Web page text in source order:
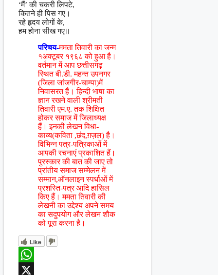
‘मैं’ की चकरी लिपटे,
कितने ही पिस गए।
रहे हृदय लोगों के,
हम होना सीख गए॥
परिचय-ममता तिवारी का जन्म
१अक्टूबर १९६८ को हुआ है।
वर्तमान में आप छत्तीसगढ़
स्थित बी.डी. महन्त उपनगर
(जिला जांजगीर-चाम्पा)में
निवासरत हैं। हिन्दी भाषा का
ज्ञान रखने वाली श्रीमती
तिवारी एम.ए. तक शिक्षित
होकर समाज में जिलाध्यक्ष
हैं। इनकी लेखन विधा-
काव्य(कविता ,छंद,ग़ज़ल) है।
विभिन्न पत्र-पत्रिकाओं में
आपकी रचनाएं प्रकाशित हैं।
पुरस्कार की बात की जाए तो
प्रांतीय समाज सम्मेलन में
सम्मान,ऑनलाइन स्पर्धाओं में
प्रशस्ति-पत्र आदि हासिल
किए हैं। ममता तिवारी की
लेखनी का उद्देश्य अपने समय
का सदुपयोग और लेखन शौक
को पूरा करना है।
Like
WhatsApp